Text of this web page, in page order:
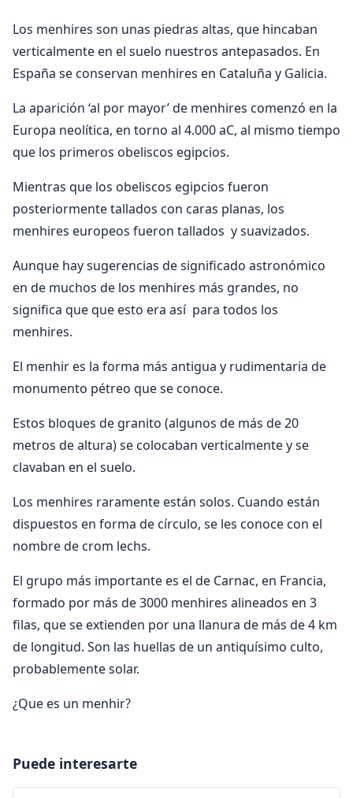
Los menhires son unas piedras altas, que hincaban
verticalmente en el suelo nuestros antepasados. En
España se conservan menhires en Cataluña y Galicia.
La aparición ‘al por mayor’ de menhires comenzó en la
Europa neolítica, en torno al 4.000 aC, al mismo tiempo
que los primeros obeliscos egipcios.
Mientras que los obeliscos egipcios fueron
posteriormente tallados con caras planas, los
menhires europeos fueron tallados y suavizados.
Aunque hay sugerencias de significado astronómico
en de muchos de los menhires más grandes, no
significa que que esto era así para todos los
menhires.
El menhir es la forma más antigua y rudimentaria de
monumento pétreo que se conoce.
Estos bloques de granito (algunos de más de 20
metros de altura) se colocaban verticalmente y se
clavaban en el suelo.
Los menhires raramente están solos. Cuando están
dispuestos en forma de círculo, se les conoce con el
nombre de crom lechs.
El grupo más importante es el de Carnac, en Francia,
formado por más de 3000 menhires alineados en 3
filas, que se extienden por una llanura de más de 4 km
de longitud. Son las huellas de un antiquísimo culto,
probablemente solar.
¿Que es un menhir?
Puede interesarte